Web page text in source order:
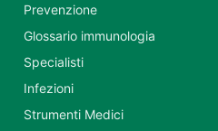
Prevenzione
Glossario immunologia
Specialisti
Infezioni
Strumenti Medici